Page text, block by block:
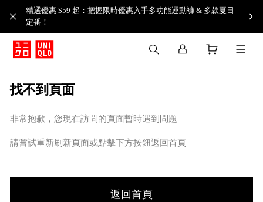
精選優惠 $59 起：把握限時優惠入手多功能運動褲 & 多款夏日
定番！​
找不到頁面
非常抱歉，您現在訪問的頁面暫時遇到問題
請嘗試重新刷新頁面或點擊下方按鈕返回首頁
返回首頁